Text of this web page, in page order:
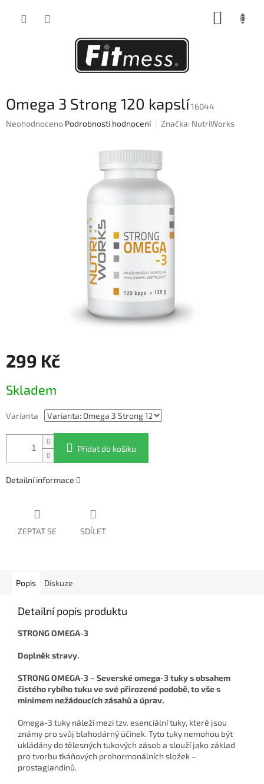
Omega 3 Strong 120 kapslí16044
Průměrné
Neohodnoceno Podrobnosti hodnocení Značka: NutriWorks
299 Kč
cena:
Skladem
Varianta
Přidat do košíku
Detailní informace
ZEPTAT SE SDÍLET
Popis Diskuze
Detailní popis produktu
STRONG OMEGA-3
Doplněk stravy.
STRONG OMEGA-3 – Severské omega-3 tuky s obsahem
čistého rybího tuku ve své přirozené podobě, to vše s
minimem nežádoucích zásahů a úprav.
Omega-3 tuky náleží mezi tzv. esenciální tuky, které jsou
známy pro svůj blahodárný účinek. Tyto tuky nemohou být
ukládány do tělesných tukových zásob a slouží jako základ
pro tvorbu tkáňových prohormonálních složek –
prostaglandinů.